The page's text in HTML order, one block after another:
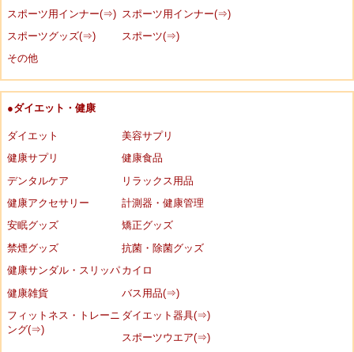
スポーツ用インナー(⇒)
スポーツ用インナー(⇒)
スポーツグッズ(⇒)
スポーツ(⇒)
その他
●ダイエット・健康
ダイエット
美容サプリ
健康サプリ
健康食品
デンタルケア
リラックス用品
健康アクセサリー
計測器・健康管理
安眠グッズ
矯正グッズ
禁煙グッズ
抗菌・除菌グッズ
健康サンダル・スリッパ カイロ
健康雑貨
バス用品(⇒)
フィットネス・トレーニ
ング(⇒)
ダイエット器具(⇒)
スポーツウエア(⇒)